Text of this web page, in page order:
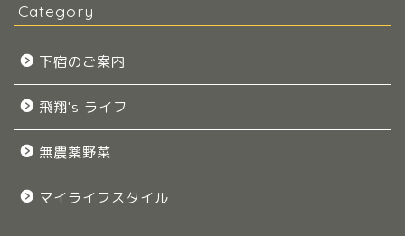
Category
下宿のご案内
飛翔's ライフ
無農薬野菜
マイライフスタイル